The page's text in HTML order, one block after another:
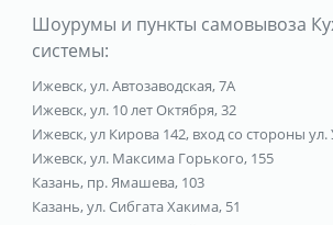
Шоурумы и пункты самовывоза
системы:
Ижевск, ул. Автозаводская, 7А
Ижевск, ул. 10 лет Октября, 32
Ижевск, ул Кирова 142, вход со стороны
Ижевск, ул. Максима Горького, 155
Казань, пр. Ямашева, 103
Казань, ул. Сибгата Хакима, 51